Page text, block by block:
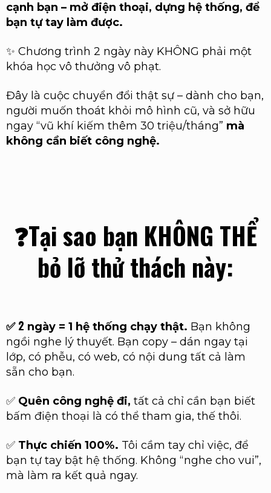
cạnh bạn – mở điện thoại, dựng hệ thống, để
bạn tự tay làm được.
✨ Chương trình 2 ngày này KHÔNG phải một
khóa học vô thưởng vô phạt.
Đây là cuộc chuyển đổi thật sự – dành cho bạn,
người muốn thoát khỏi mô hình cũ, và sở hữu
ngay “vũ khí kiếm thêm 30 triệu/tháng” mà
không cần biết công nghệ.
❓Tại sao bạn KHÔNG THỂ
bỏ lỡ thử thách này:
✅ 2 ngày = 1 hệ thống chạy thật. Bạn không
ngồi nghe lý thuyết. Bạn copy – dán ngay tại
lớp, có phễu, có web, có nội dung tất cả làm
sẵn cho bạn.
✅ Quên công nghệ đi, tất cả chỉ cần bạn biết
bấm điện thoại là có thể tham gia, thế thôi.
✅ Thực chiến 100%. Tôi cầm tay chỉ việc, để
bạn tự tay bật hệ thống. Không “nghe cho vui”,
mà làm ra kết quả ngay.